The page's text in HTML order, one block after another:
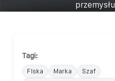
Tagi:
Fiska Marka
Szaf